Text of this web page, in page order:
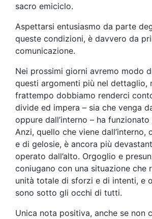
sacro emiciclo.
Aspettarsi entusiasmo da parte
queste condizioni, è davvero da
comunicazione.
Nei prossimi giorni avremo modo
questi argomenti più nel dettaglio,
frattempo dobbiamo renderci
divide ed impera – sia che venga
oppure dall’interno – ha
Anzi, quello che viene dall’interno,
e di gelosie, è ancora più
operato dall’alto. Orgoglio e
coniugano con una situazione che
unità totale di sforzi e di intenti, e
sono sotto gli occhi di tutti.
Unica nota positiva, anche se non